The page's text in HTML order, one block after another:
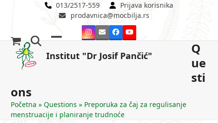
013/2517-559
Prijava korisnika
prodavnica@mocbilja.rs
Instagram
EmailFacebookYouTube
Institut "Dr Josif Pančić"
mobile
mobile
Q
ue
sti
ons
Početna »Questions » Preporuka za čaj za regulisanje
menstruacije i planiranje trudnoće